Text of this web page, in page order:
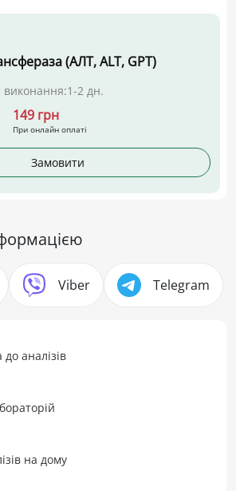
(АЛТ, ALT, GPT)
виконання:1-2 дн.
149 грн
При онлайн оплаті
Замовити
Viber Telegram
до аналізів
на дому